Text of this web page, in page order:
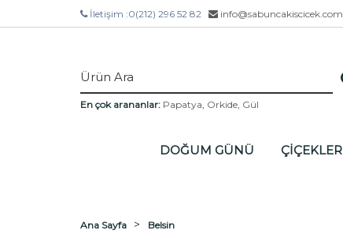
İletişim :0(212) 296 52 82 info@sabuncakiscicek.com
En çok arananlar: Papatya, Orkide, Gül
DOĞUM GÜNÜ ÇİÇEKLER
Ana Sayfa Belsin